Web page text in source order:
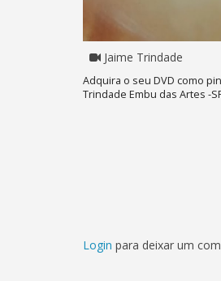
Jaime Trindade
Adquira o seu DVD como
Trindade Embu das Artes -
Login para deixar um